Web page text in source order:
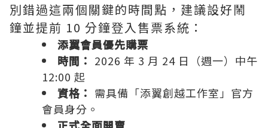
別錯過這兩個關鍵的時間點，建議設好鬧
鐘並提前 10 分鐘登入售票系統：
添翼會員優先購票
時間： 2026 年 3 月 24 日（週一）中午
12:00 起
資格： 需具備「添翼創越工作室」官方
會員身分。